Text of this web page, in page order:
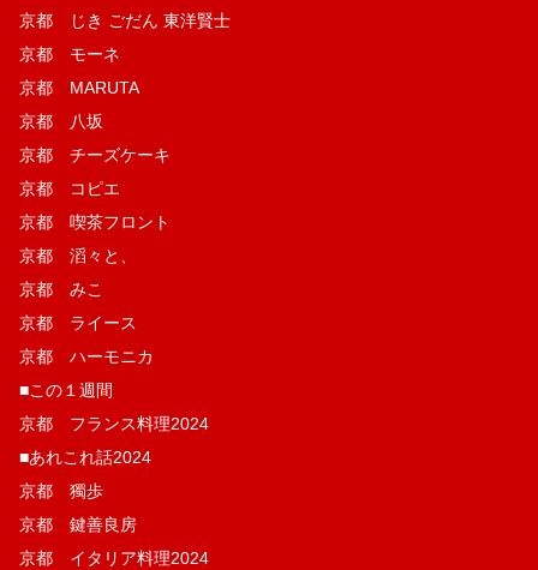
京都 じき ごだん 東洋賢士
京都 モーネ
京都 MARUTA
京都 八坂
京都 チーズケーキ
京都 コピエ
京都 喫茶フロント
京都 滔々と、
京都 みこ
京都 ライース
京都 ハーモニカ
■この１週間
京都 フランス料理2024
■あれこれ話2024
京都 獨歩
京都 鍵善良房
京都 イタリア料理2024